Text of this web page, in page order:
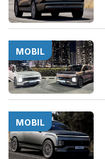
MOBIL
MOBIL